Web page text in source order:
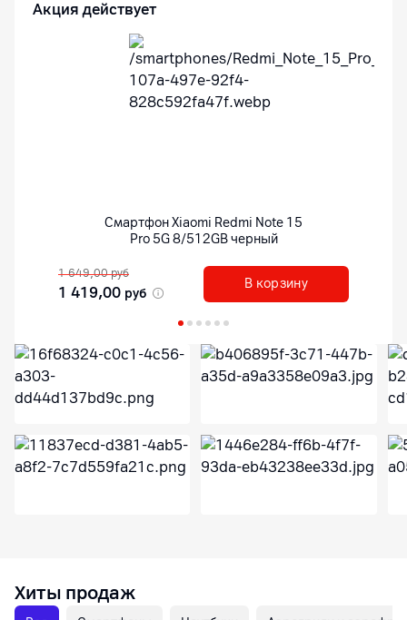
Акция действует
СмартфонXiaomi Redmi Note 15
Pro 5G 8/512GB черный
1 649,00 руб
1 419,00 руб
В корзину
Хиты продаж